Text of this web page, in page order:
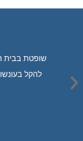
שופטת בבית